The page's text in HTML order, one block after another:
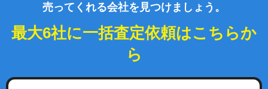
売ってくれる会社を見つけましょう。
最大6社に一括査定依頼はこちらか
ら